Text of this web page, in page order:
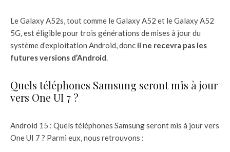
Le Galaxy A52s, tout comme le Galaxy A52 et le Galaxy A52
5G, est éligible pour trois générations de mises à jour du
système d’exploitation Android, donc il ne recevra pas les
futures versions d’Android.
Quels téléphones Samsung seront mis à jour
vers One UI 7 ?
Android 15 : Quels téléphones Samsung seront mis à jour vers
One UI 7 ? Parmi eux, nous retrouvons :